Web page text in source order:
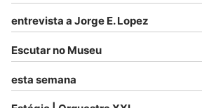
entrevista a Jorge E. Lopez
Escutar no Museu
esta semana